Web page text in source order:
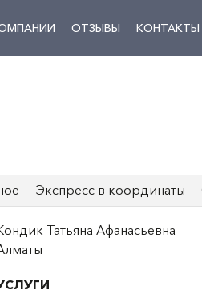
ОТЗЫВЫ КОНТАКТЫ
Экспресс в координаты
Татьяна Афанасьевна